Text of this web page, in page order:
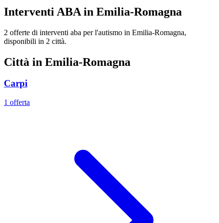
Interventi ABA in Emilia-Romagna
2 offerte di interventi aba per l'autismo in Emilia-Romagna,
disponibili in 2 città.
Città in Emilia-Romagna
Carpi
1 offerta